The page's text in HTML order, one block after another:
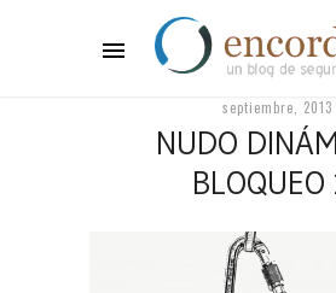
septiembre, 2013
NUDO
BLOQUEO